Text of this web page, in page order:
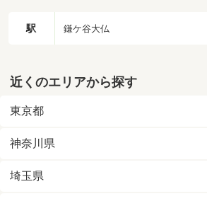
駅 鎌ケ谷大仏
近くのエリアから探す
東京都
神奈川県
埼玉県